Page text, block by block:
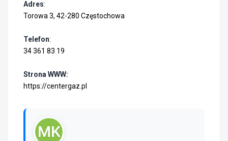
Adres:
Torowa 3, 42-280 Częstochowa
Telefon:
34 361 83 19
Strona WWW:
https://centergaz.pl
MK